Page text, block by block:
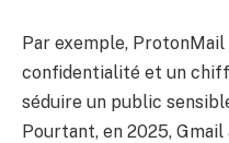
Par exemple,
confidentialité et un
séduire un public
Pourtant, en 2025,